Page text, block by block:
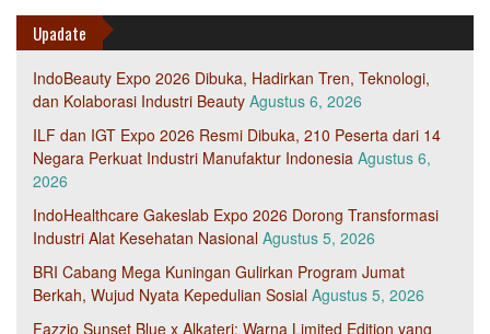
Upadate
IndoBeauty Expo 2026 Dibuka, Hadirkan Tren, Teknologi,
dan Kolaborasi Industri Beauty Agustus 6, 2026
ILF dan IGT Expo 2026 Resmi Dibuka, 210 Peserta dari 14
Negara Perkuat Industri Manufaktur Indonesia Agustus 6,
2026
IndoHealthcare Gakeslab Expo 2026 Dorong Transformasi
Industri Alat Kesehatan Nasional Agustus 5, 2026
BRI Cabang Mega Kuningan Gulirkan Program Jumat
Berkah, Wujud Nyata Kepedulian Sosial Agustus 5, 2026
Fazzio Sunset Blue x Alkateri: Warna Limited Edition yang